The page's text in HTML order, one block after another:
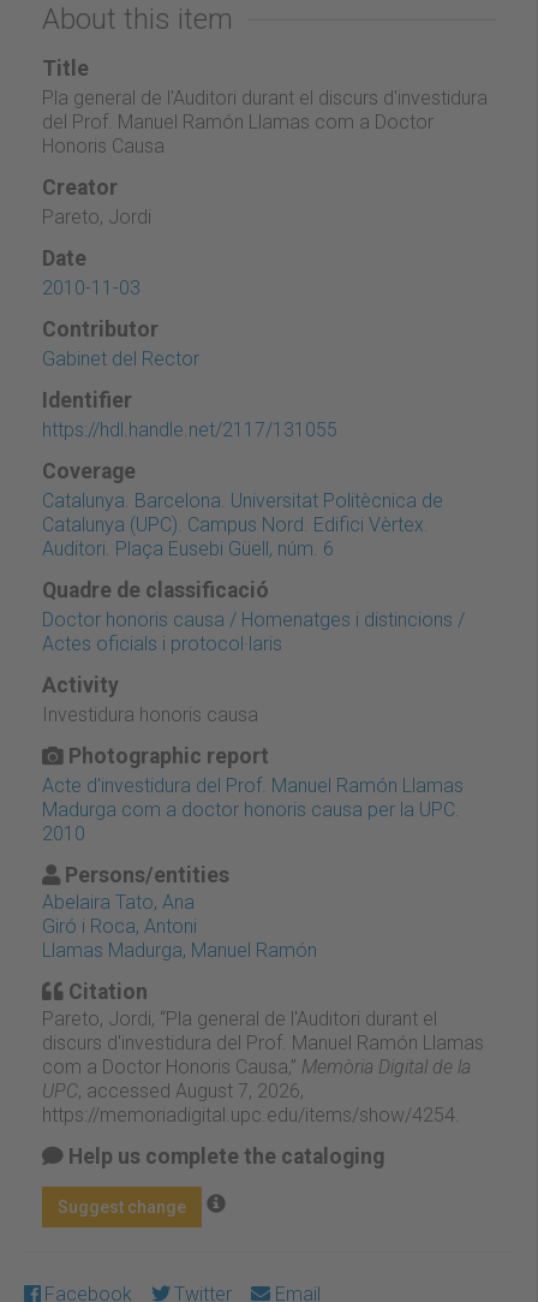
About this item
Title
Pla general de l'Auditori durant el discurs d'investidura
del Prof. Manuel Ramón Llamas com a Doctor
Honoris Causa
Creator
Pareto, Jordi
Date
2010-11-03
Contributor
Gabinet del Rector
Identifier
https://hdl.handle.net/2117/131055
Coverage
Catalunya. Barcelona. Universitat Politècnica de
Catalunya (UPC). Campus Nord. Edifici Vèrtex.
Auditori. Plaça Eusebi Güell, núm. 6
Quadre de classificació
Doctor honoris causa / Homenatges i distincions /
Actes oficials i protocol·laris
Activity
Investidura honoris causa
Photographic report
Acte d'investidura del Prof. Manuel Ramón Llamas
Madurga com a doctor honoris causa per la UPC.
2010
Persons/entities
Abelaira Tato, Ana
Giró i Roca, Antoni
Llamas Madurga, Manuel Ramón
Citation
Pareto, Jordi, “Pla general de l'Auditori durant el
discurs d'investidura del Prof. Manuel Ramón Llamas
com a Doctor Honoris Causa,” Memòria Digital de la
UPC, accessed August 7, 2026,
https://memoriadigital.upc.edu/items/show/4254
Help us complete the cataloging
Suggest change
Facebook Twitter Email